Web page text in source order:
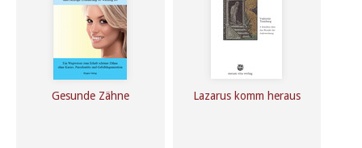
Gesunde Zähne Lazarus komm heraus